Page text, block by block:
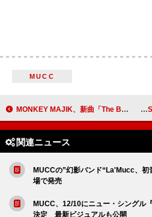
MUCC
MONKEY MAJIK、新曲「The Boyz」配信開始 竹
関連ニュース
MUCCの”幻影バンド“La'Mucc、
場で発売
MUCC、12/10にニュー・シングル
決定 最新ビジュアルも公開